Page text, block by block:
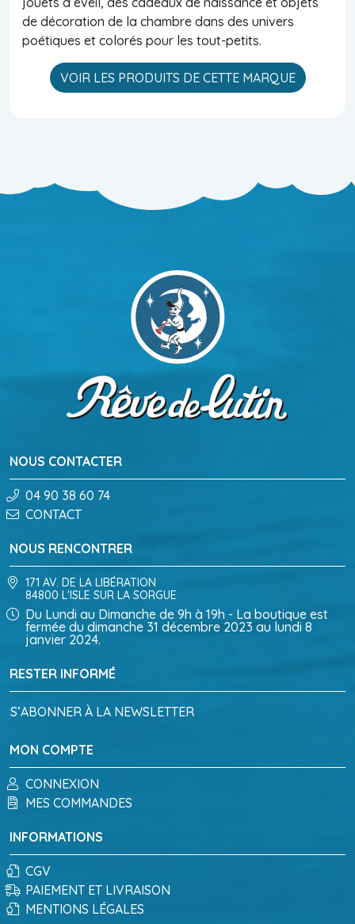
de décoration de la chambre dans des univers
poétiques et colorés pour les tout-petits.
VOIR LES PRODUITS DE CETTE MARQUE
NOUS CONTACTER
04 90 38 60 74
CONTACT
RESTER INFORMÉ
S’ABONNER À LA NEWSLETTER
MON COMPTE
CONNEXION
MES COMMANDES
NOUS RENCONTRER
171 AV. DE LA LIBÉRATION
84800 L'ISLE SUR LA SORGUE
Du Lundi au Dimanche de 9h à 19h - La boutique est
fermée du dimanche 31 décembre 2023 au lundi 8
janvier 2024.
INFORMATIONS
CGV
PAIEMENT ET LIVRAISON
MENTIONS LÉGALES